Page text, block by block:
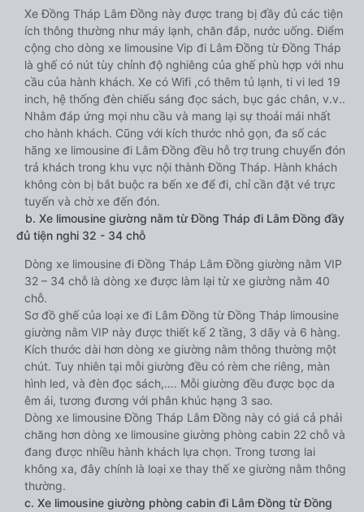
Xe Đồng Tháp Lâm Đồng này được trang bị đầy đủ các tiện
ích thông thường như máy lạnh, chăn đắp, nước uống. Điểm
cộng cho dòng xe limousine Vip đi Lâm Đồng từ Đồng Tháp
là ghế có nút tùy chỉnh độ nghiêng của ghế phù hợp với nhu
cầu của hành khách. Xe có Wifi ,có thêm tủ lạnh, ti vi led 19
inch, hệ thống đèn chiếu sáng đọc sách, bục gác chân, v.v..
Nhằm đáp ứng mọi nhu cầu và mang lại sự thoải mái nhất
cho hành khách. Cũng với kích thước nhỏ gọn, đa số các
hãng xe limousine đi Lâm Đồng đều hỗ trợ trung chuyển đón
trả khách trong khu vực nội thành Đồng Tháp. Hành khách
không còn bị bắt buộc ra bến xe để đi, chỉ cần đặt vé trực
tuyến và chờ xe đến đón.
b. Xe limousine giường nằm từ Đồng Tháp đi Lâm Đồng đầy
đủ tiện nghi 32 - 34 chỗ
Dòng xe limousine đi Đồng Tháp Lâm Đồng giường nằm VIP
32 – 34 chỗ là dòng xe được làm lại từ xe giường nằm 40
chỗ.
Sơ đồ ghế của loại xe đi Lâm Đồng từ Đồng Tháp limousine
giường nằm VIP này được thiết kế 2 tầng, 3 dãy và 6 hàng.
Kích thước dài hơn dòng xe giường nằm thông thường một
chút. Tuy nhiên tại mỗi giường đều có rèm che riêng, màn
hình led, và đèn đọc sách,…. Mỗi giường đều được bọc da
êm ái, tương đương với phân khúc hạng 3 sao.
Dòng xe limousine Đồng Tháp Lâm Đồng này có giá cả phải
chăng hơn dòng xe limousine giường phòng cabin 22 chỗ và
đang được nhiều hành khách lựa chọn. Trong tương lai
không xa, đây chính là loại xe thay thế xe giường nằm thông
thường.
c. Xe limousine giường phòng cabin đi Lâm Đồng từ Đồng